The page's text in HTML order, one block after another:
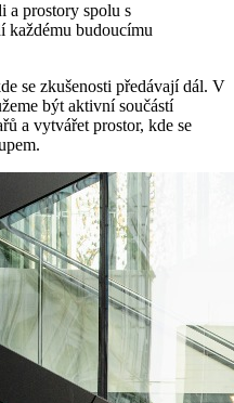
a prostory spolu s
každému budoucímu
se zkušenosti předávají dál. V
být aktivní součástí
a vytvářet prostor, kde se